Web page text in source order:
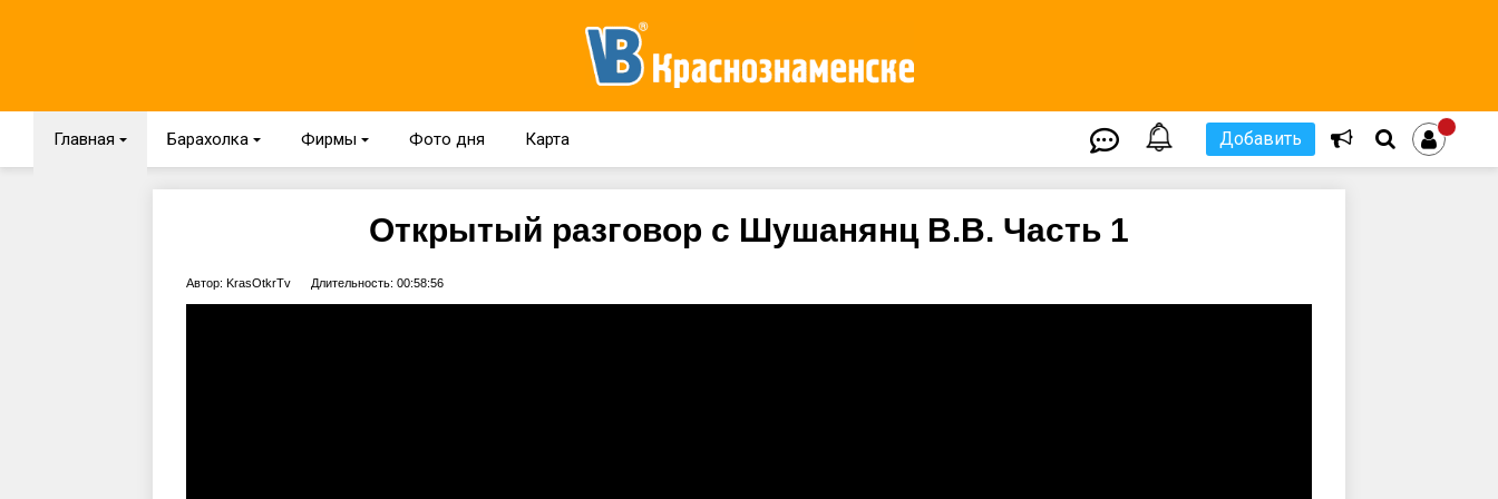
Главная { Барахолка { Фирмы { Фото дня Карта Добавить
Открытый разговор с Шушанянц В.В. Часть 1
Автор: KrasOtkrTv Длительность: 00:58:56